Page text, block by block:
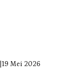
19 Mei 2026